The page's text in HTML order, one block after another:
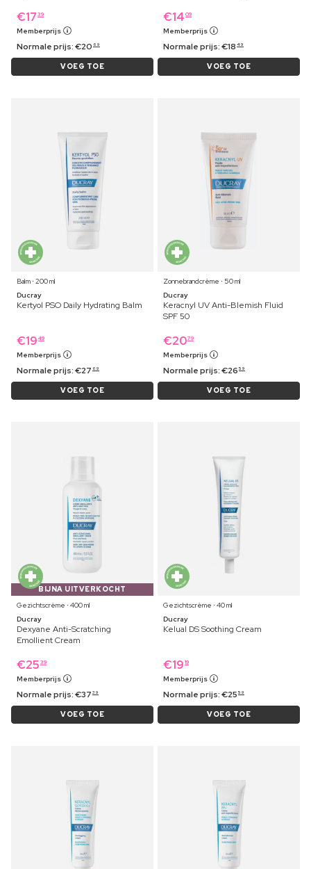
€17 39
Memberprijs
Normale prijs:€20 69
VOEG TOE
€14 09
Memberprijs
Normale prijs:€18 49
VOEG TOE
Balm ⋅ 200 ml
Ducray
Kertyol PSO Daily Hydrating Balm
€19 49
Memberprijs
Normale prijs:€27 69
VOEG TOE
Zonnebrandcrème ⋅ 50 ml
Ducray
Keracnyl UV Anti-Blemish Fluid
SPF 50
€2079
Memberprijs
Normale prijs:€26 59
VOEG TOE
BIJNA UITVERKOCHT
Gezichtscrème ⋅ 400 ml
Ducray
Dexyane Anti-Scratching
Emollient Cream
€25 39
Memberprijs
Normale prijs:€37 39
VOEG TOE
Gezichtscrème ⋅ 40 ml
Ducray
Kelual DS Soothing Cream
€19 19
Memberprijs
Normale prijs:€25 59
VOEG TOE